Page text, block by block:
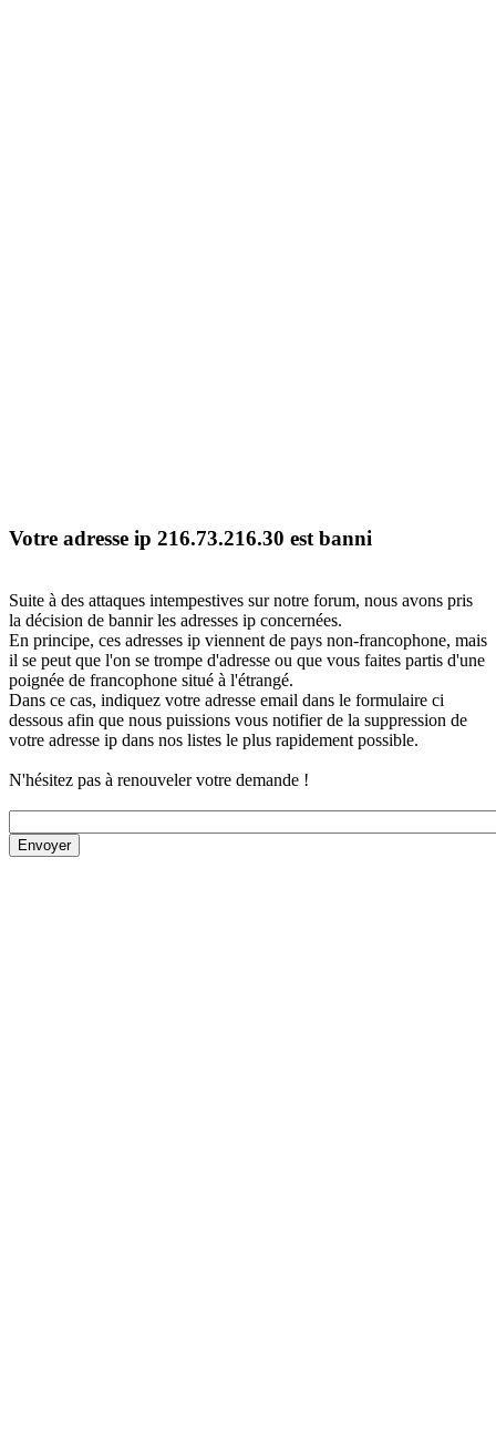
Votre adresse ip 216.73.216.30 est banni
Suite à des attaques intempestives sur notre forum, nous avons pris
la décision de bannir les adresses ip concernées.
En principe, ces adresses ip viennent de pays non-francophone, mais
il se peut que l'on se trompe d'adresse ou que vous faites partis d'une
poignée de francophone situé à l'étrangé.
Dans ce cas, indiquez votre adresse email dans le formulaire ci
dessous afin que nous puissions vous notifier de la suppression de
votre adresse ip dans nos listes le plus rapidement possible.
N'hésitez pas à renouveler votre demande !